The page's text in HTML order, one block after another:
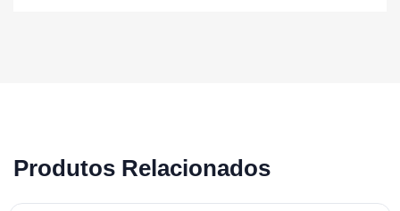
Produtos Relacionados